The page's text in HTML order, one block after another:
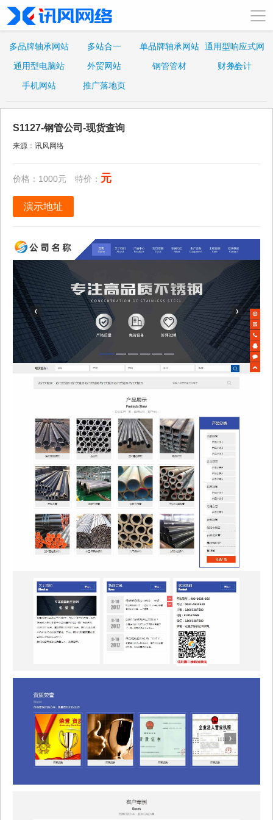
多品牌轴承网站 多站合一 单品牌轴承网站 通用型响应式网
站
通用型电脑站 外贸网站 钢管管材
财务会计
手机网站
推广落地页
S1127-钢管公司-现货查询
来源：讯风网络
价格：1000元 特价： 元
演示地址